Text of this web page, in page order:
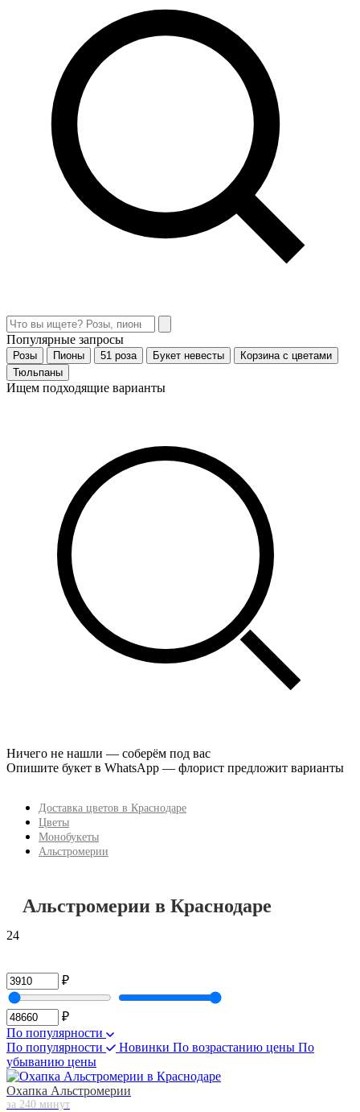
Популярные запросы
Розы Пионы 51 роза Букет невесты
Корзина с цветами
Тюльпаны
Ищем подходящие варианты
Ничего не нашли — соберём под вас
Опишите букет в WhatsApp — флорист предложит варианты
Доставка цветов в Краснодаре
Цветы
Монобукеты
Альстромерии
Альстромерии в Краснодаре
24
₽
₽
По популярности
По популярности
Новинки По возрастанию цены По
убыванию цены
Охапка Альстромерии
за 240 минут